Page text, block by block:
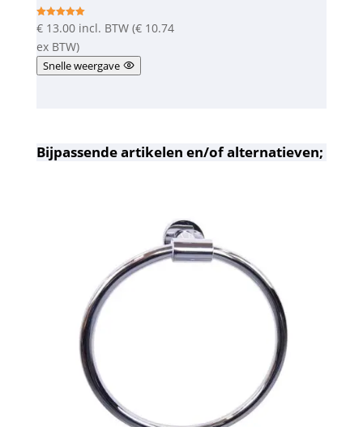
Gewaardeer
d
5.00
uit 5
€13.00 incl. BTW (€10.74
ex BTW)
Snelle weergave
Bijpassende artikelen en/of alternatieven;